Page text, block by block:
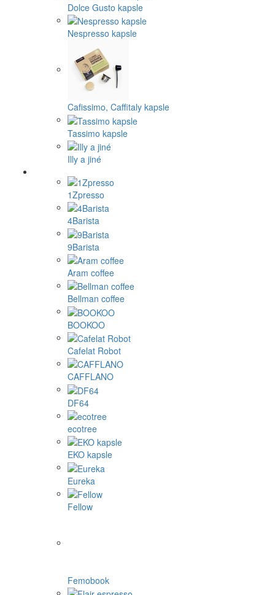
Dolce Gusto kapsle
Nespresso kapsle
Cafissimo, Caffitaly kapsle
Tassimo kapsle
Illy a jiné
1Zpresso
4Barista
9Barista
Aram coffee
Bellman coffee
BOOKOO
Cafelat Robot
CAFFLANO
DF64
ecotree
EKO kapsle
Eureka
Fellow
Femobook